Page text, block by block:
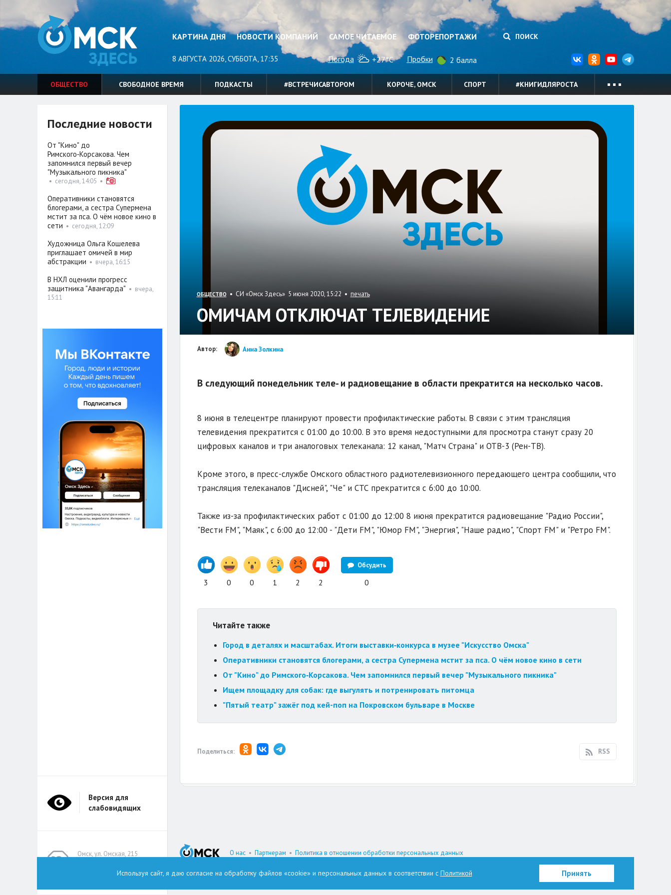
КАРТИНА ДНЯ НОВОСТИ КОМПАНИЙ САМОЕ ЧИТАЕМОЕ ФОТОРЕПОРТАЖИ ПОИСК
8 АВГУСТА 2026, СУББОТА, 17:35 Погода +27°C Пробки 2 балла
ОБЩЕСТВО СВОБОДНОЕ ВРЕМЯ ПОДКАСТЫ #ВСТРЕЧИСАВТОРОМ КОРОЧЕ, ОМСК СПОРТ #КНИГИДЛЯРОСТА
ОБЩЕСТВО • СИ «Омск Здесь» 5 июня 2020, 15:22 • печать
ОМИЧАМ ОТКЛЮЧАТ ТЕЛЕВИДЕНИЕ
Автор: Анна Золкина
В следующий понедельник теле- и радиовещание в области прекратится на несколько часов.
8 июня в телецентре планируют провести профилактические работы. В связи с этим трансляция
телевидения прекратится с 01:00 до 10:00. В это время недоступными для просмотра станут сразу 20
цифровых каналов и три аналоговых телеканала: 12 канал, "Матч Страна" и ОТВ-3 (Рен-ТВ).
Кроме этого, в пресс-службе Омского областного радиотелевизионного передающего центра сообщили, что
трансляция телеканалов "Дисней", "Че" и СТС прекратится с 6:00 до 10:00.
Также из-за профилактических работ с 01:00 до 12:00 8 июня прекратится радиовещание "Радио России",
"Вести FM", "Маяк", с 6:00 до 12:00 - "Дети FM", "Юмор FM", "Энергия", "Наше радио", "Спорт FM" и "Ретро FM".
3 0 0 1 2 2
Обсудить
0
Читайте также
Город в деталях и масштабах. Итоги выставки‑конкурса в музее "Искусство Омска"
Оперативники становятся блогерами, а сестра Супермена мстит за пса. О чём новое кино в сети
От "Кино" до Римского‑Корсакова. Чем запомнился первый вечер "Музыкального пикника"
Ищем площадку для собак: где выгулять и потренировать питомца
"Пятый театр" зажёг под кей-поп на Покровском бульваре в Москве
Поделиться: RSS
Последние новости
От "Кино" до
Римского‑Корсакова. Чем
запомнился первый вечер
"Музыкального пикника"
• сегодня, 14:05 •
Оперативники становятся
блогерами, а сестра Супермена
мстит за пса. О чём новое кино в
сети • сегодня, 12:09
Художница Ольга Кошелева
приглашает омичей в мир
абстракции • вчера, 16:15
В НХЛ оценили прогресс
защитника "Авангарда" • вчера,
15:11
О нас• Партнерам • Политика в отношении обработки персональных данных
И.о. главного редактора: Астафьева Татьяна Петровна
Омск, ул. Омская, 215
omskzdes@inbox.ru
Версия для
слабовидящих
Используя сайт, я даю согласие на обработку файлов «cookie» и персональных данных в соответствии с Политикой Принять